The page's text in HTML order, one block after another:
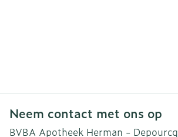
Neem contact met ons op
BVBA Apotheek Herman - Depourcq